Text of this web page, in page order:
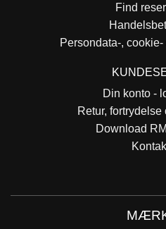
Find
Persondata-,
Din konto -
Retur,
Download